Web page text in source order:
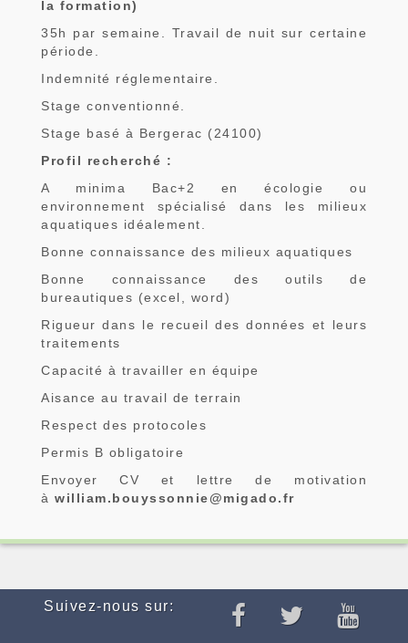
la formation)
35h par semaine. Travail de nuit sur certaine
période.
Indemnité réglementaire.
Stage conventionné.
Stage basé à Bergerac (24100)
Profil recherché :
A minima Bac+2 en écologie ou
environnement spécialisé dans les milieux
aquatiques idéalement.
Bonne connaissance des milieux aquatiques
Bonne connaissance des outils de
bureautiques (excel, word)
Rigueur dans le recueil des données et leurs
traitements
Capacité à travailler en équipe
Aisance au travail de terrain
Respect des protocoles
Permis B obligatoire
Envoyer CV et lettre de motivation
à william.bouyssonnie@migado.fr
Suivez-nous sur: